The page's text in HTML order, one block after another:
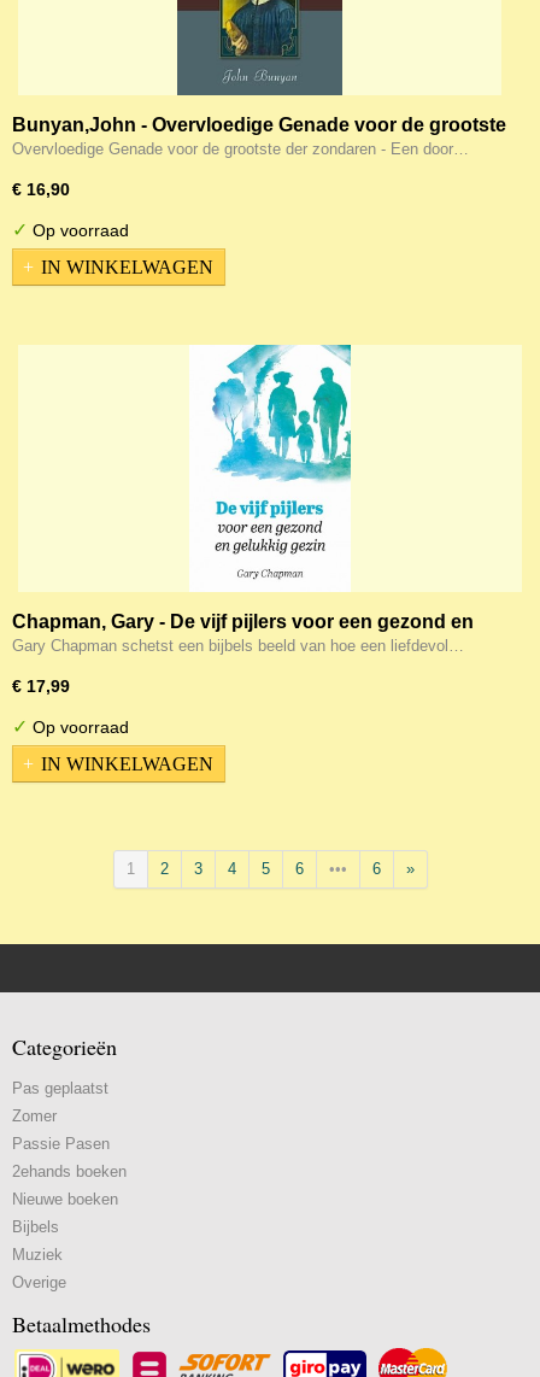
Bunyan,John - Overvloedige Genade voor de grootste
van alle zondaren
Overvloedige Genade voor de grootste der zondaren - Een door…
€ 16,90
✓ Op voorraad
IN WINKELWAGEN
Chapman, Gary - De vijf pijlers voor een gezond en
gelukkig gezin
Gary Chapman schetst een bijbels beeld van hoe een liefdevol…
€ 17,99
✓ Op voorraad
IN WINKELWAGEN
1 2 3 4 5 6 ••• 6 »
Categorieën
Pas geplaatst
Zomer
Passie Pasen
2ehands boeken
Nieuwe boeken
Bijbels
Muziek
Overige
Betaalmethodes